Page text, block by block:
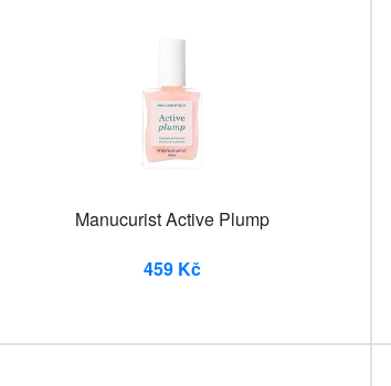
Manucurist Active Plump
459 Kč